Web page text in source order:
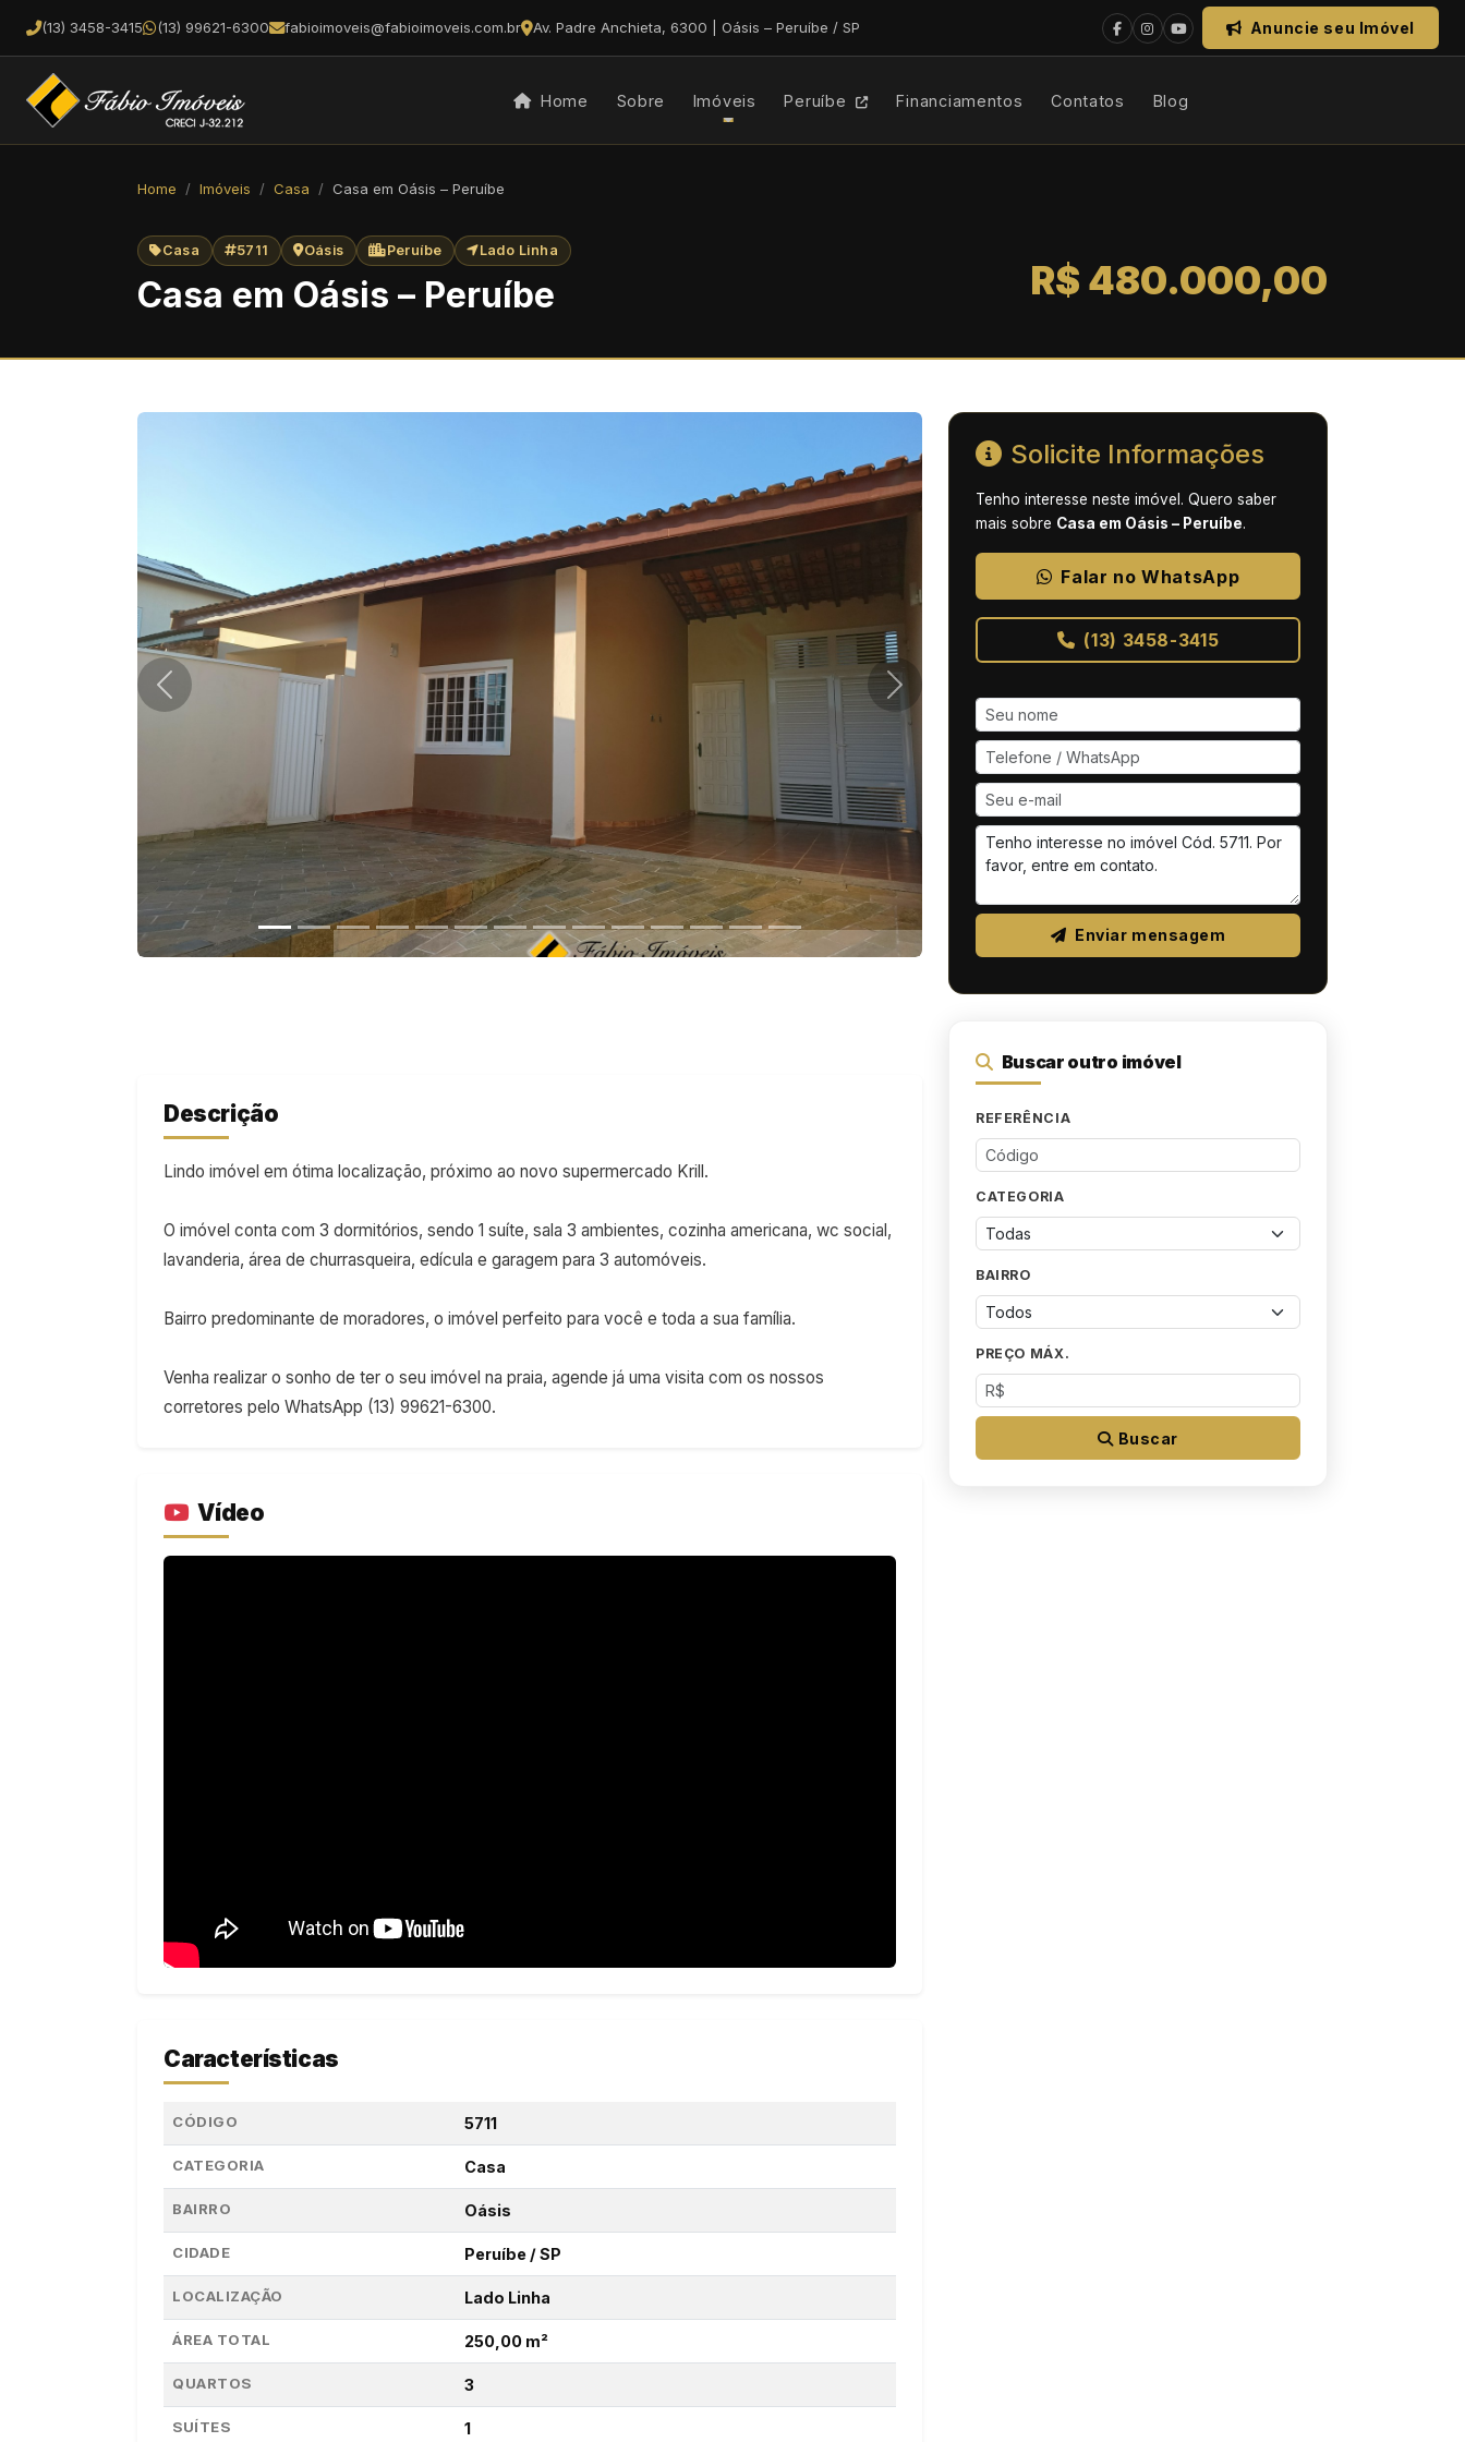
(13) 3458-3415 (13) 99621-6300 fabioimoveis@fabioimoveis.com.br Av. Padre Anchieta, 6300 | Oásis – Peruíbe / SP Anuncie seu Imóvel
Home Sobre Imóveis Peruíbe Financiamentos Contatos Blog
Home Imóveis Casa Casa em Oásis – Peruíbe
Casa 5711 Oásis Peruíbe Lado Linha
Casa em Oásis – Peruíbe R$ 480.000,00
Descrição
Lindo imóvel em ótima localização, próximo ao novo supermercado Krill.
O imóvel conta com 3 dormitórios, sendo 1 suíte, sala 3 ambientes, cozinha americana, wc social,
lavanderia, área de churrasqueira, edícula e garagem para 3 automóveis.
Bairro predominante de moradores, o imóvel perfeito para você e toda a sua família.
Venha realizar o sonho de ter o seu imóvel na praia, agende já uma visita com os nossos
corretores pelo WhatsApp (13) 99621-6300.
Vídeo
Características
CÓDIGO 5711
CATEGORIA Casa
BAIRRO Oásis
CIDADE Peruíbe / SP
LOCALIZAÇÃO Lado Linha
ÁREA TOTAL 250,00 m²
QUARTOS 3
SUÍTES 1
Solicite Informações
Tenho interesse neste imóvel. Quero saber
mais sobre Casa em Oásis – Peruíbe.
Falar no WhatsApp
(13) 3458-3415
Enviar mensagem
Buscar outro imóvel
REFERÊNCIA
CATEGORIA
BAIRRO
PREÇO MÁX.
Buscar